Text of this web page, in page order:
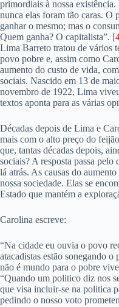
primordiais à nossa
nunca elas foram tão caras. O
ganhar o mesmo; mas o
Quem ganha? O capitalista”.
Lima Barreto tratou de vários
povo pobre e, assim como
aumento do custo de vida,
sociais. Nascido em 13 de
novembro de 1922, Lima
textos aponta para as várias
Décadas depois de Lima e
mais com o alto preço do
que, tantas décadas depois,
sociais? A resposta passa
lá atrás. As causas do
nossa sociedade. Elas se
Estado que mantém a
Carolina escreve:
“Na cidade eu ouvia o povo
atacadistas estão sonegando
não é mundo para o pobre
“Quando um politico diz nos
que visa incluir-se na politica
pedindo o nosso voto